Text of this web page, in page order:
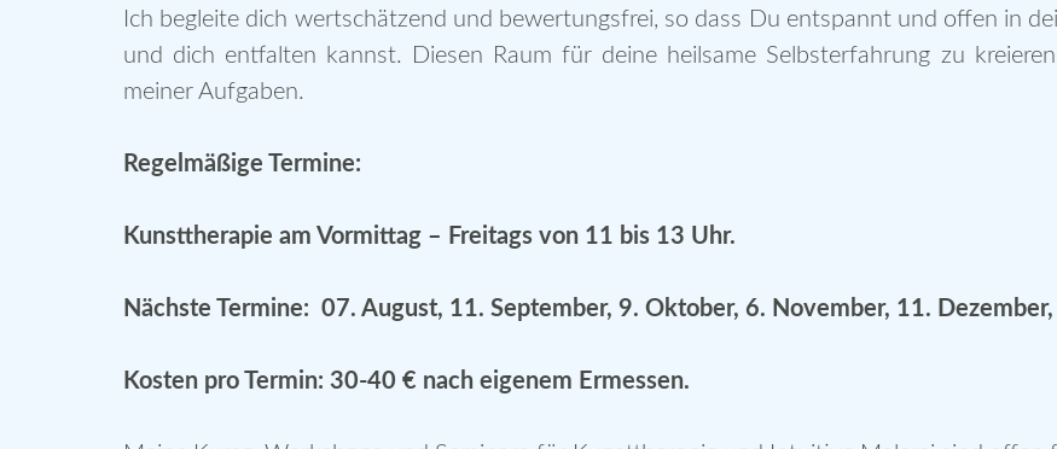
Ich begleite dich wertschätzend und bewertungsfrei, so dass Du entspannt und offen in
und dich entfalten kannst. Diesen Raum für deine heilsame Selbsterfahrung zu
meiner Aufgaben.
Regelmäßige Termine:
Kunsttherapie am Vormittag – Freitags von 11 bis 13 Uhr.
Nächste Termine: 07. August, 11. September, 9. Oktober, 6. November, 11. Dezember,
Kosten pro Termin: 30-40 € nach eigenem Ermessen.